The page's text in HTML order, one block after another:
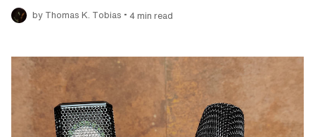
by Thomas K. Tobias • 4 min read